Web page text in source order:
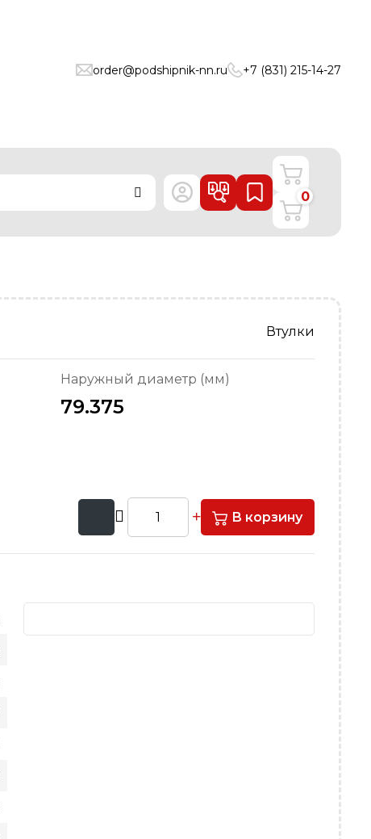
order@podshipnik-nn.ru +7 (831) 215-14-27
0
Втулки
Наружный диаметр (мм)
79.375
В корзину